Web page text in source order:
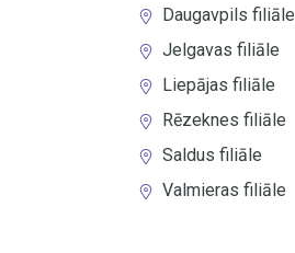
Daugavpils filiāle
Jelgavas filiāle
Liepājas filiāle
Rēzeknes filiāle
Saldus filiāle
Valmieras filiāle